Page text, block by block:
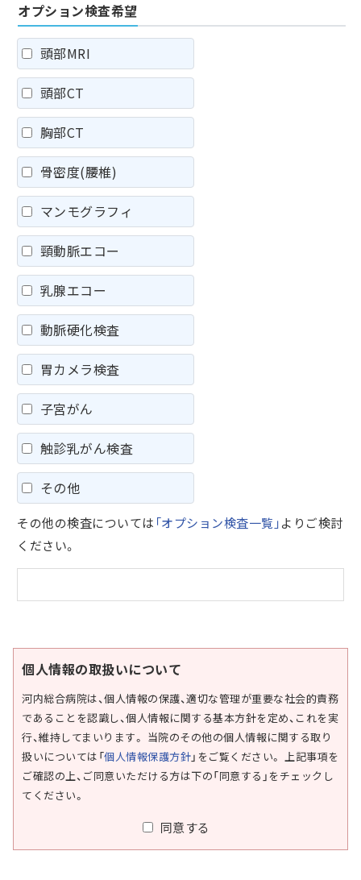
オプション検査希望
頭部MRI
頭部CT
胸部CT
骨密度(腰椎)
マンモグラフィ
頸動脈エコー
乳腺エコー
動脈硬化検査
胃カメラ検査
子宮がん
触診乳がん検査
その他
その他の検査については 「オプション検査一覧」よりご検討
ください。
個人情報の取扱いについて
河内総合病院は、個人情報の保護、適切な管理が重要な社会的責務
であることを認識し、個人情報に関する基本方針を定め、これを実
行、維持してまいります。 当院のその他の個人情報に関する取り
扱いについては「個人情報保護方針」をご覧ください。 上記事項を
ご確認の上、ご同意いただける方は下の「同意する」をチェックし
てください。
同意する